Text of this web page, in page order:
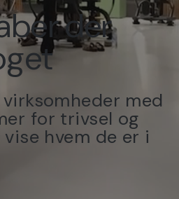
der
med
for trivsel og
hvem de er i